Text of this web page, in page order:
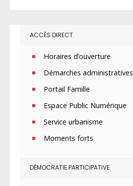
ACCÈS DIRECT
Horaires d’ouverture
Démarches administratives
Portail Famille
Espace Public Numérique
Service urbanisme
Moments forts
DÉMOCRATIE PARTICIPATIVE